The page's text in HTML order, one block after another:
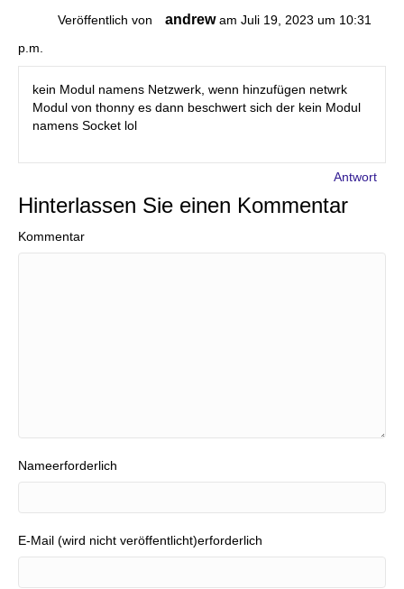
Veröffentlich von andrew am Juli 19, 2023 um 10:31
p.m.
kein Modul namens Netzwerk, wenn hinzufügen netwrk
Modul von thonny es dann beschwert sich der kein Modul
namens Socket lol
Antwort
Hinterlassen Sie einen Kommentar
Kommentar
Nameerforderlich
E-Mail (wird nicht veröffentlicht)erforderlich